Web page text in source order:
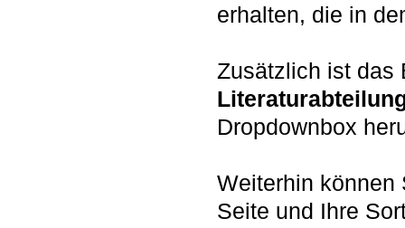
erhalten, die in
Zusätzlich ist
Dropdownbox
Weiterhin können
Seite und Ihre